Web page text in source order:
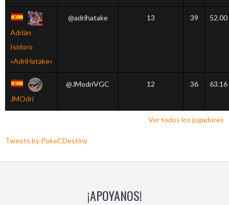
Adrián
Isidoro
«AdriHatake»
@adrihatake 13 39 52.00
JMOdri
@JModriVGC 12 36 63.16
Ver todos los jugadores
Tweets by PokeCDestiny
¡APOYANOS!